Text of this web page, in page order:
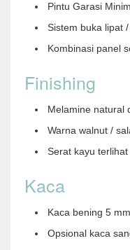
Pintu Garasi
Sistem buka lipat
Kombinasi panel
Finishing
Melamine natural
Warna walnut /
Serat kayu
Kaca
Kaca bening 5 mm
Opsional kaca